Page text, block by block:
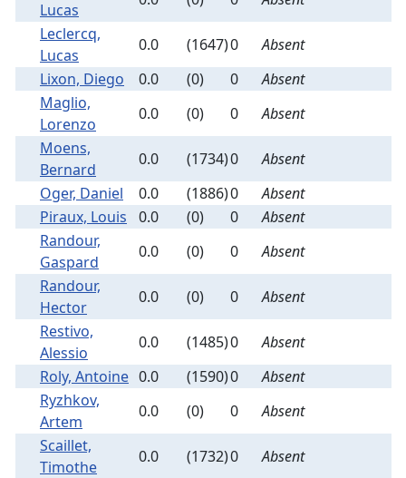
Lucas
Leclercq,
Lucas
0.0 (1647)0
Absent
Lixon, Diego
0.0 (0) 0
Absent
Maglio,
Lorenzo
0.0 (0) 0
Absent
Moens,
Bernard
0.0 (1734)0
Absent
Oger, Daniel
0.0 (1886)0
Absent
Piraux, Louis
0.0 (0) 0
Absent
Randour,
Gaspard
0.0 (0) 0
Absent
Randour,
Hector
0.0 (0) 0
Absent
Restivo,
Alessio
0.0 (1485)0
Absent
Roly, Antoine 0.0 (1590)0
Absent
Ryzhkov,
Artem
0.0 (0) 0
Absent
Scaillet,
Timothe
0.0 (1732)0
Absent